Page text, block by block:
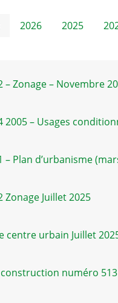
2026 2025
– Zonage – Novembre
2005 – Usages
– Plan d’urbanisme
Zonage Juillet 2025
centre urbain Juillet
numéro 513